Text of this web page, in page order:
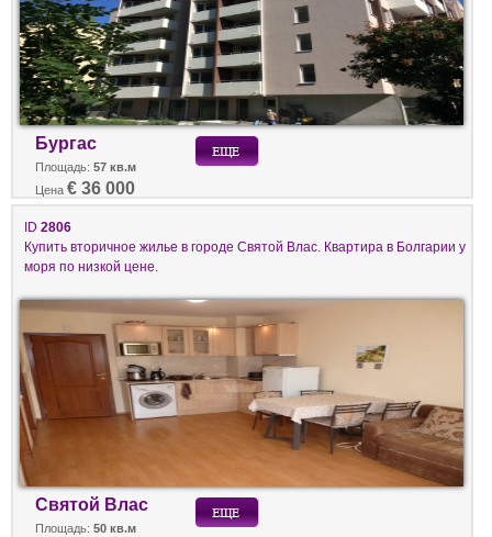
Бургас
Площадь: 57 кв.м
Цена € 36 000
ID 2806
Купить вторичное жилье в городе Святой Влас. Квартира в Болгарии у
моря по низкой цене.
Святой Влас
Площадь: 50 кв.м